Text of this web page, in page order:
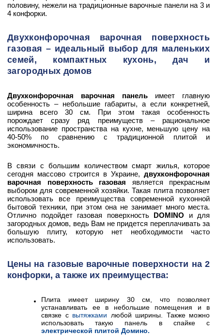
половину, нежели на традиционные варочные панели на 3 и
4 конфорки.
Двухконфорочная варочная поверхность
газовая – идеальный выбор для маленьких
семей, компактных кухонь, дач и
загородных домов
Двухконфорочная варочная панель имеет главную
особенность – небольшие габариты, а если конкретней,
ширина всего 30 см. При этом такая особенность
порождает сразу ряд преимуществ – рациональное
использование пространства на кухне, меньшую цену на
40-50% по сравнению с традиционной плитой и
экономичность.
В связи с большим количеством смарт жилья, которое
сегодня массово строится в Украине, двухконфорочная
варочная поверхность газовая является прекрасным
выбором для современной хозяйки. Такая плита позволяет
использовать все преимущества современной кухонной
бытовой техники, при этом она не занимает много места.
Отлично подойдет газовая поверхность DOMINO и для
загородных домов, ведь Вам не придется переплачивать за
большую плиту, которую нет необходимости часто
использовать.
Цены на газовые варочные поверхности на 2
конфорки, а также их преимущества:
Плита имеет ширину 30 см, что позволяет
устанавливать ее в небольшие помещения и в
связке с вытяжками любой ширины. Также можно
использовать такую панель в спайке с
электрической плитой Домино.